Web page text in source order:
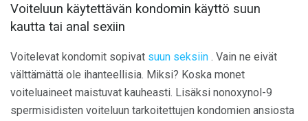
Voiteluun käytettävän kondomin käyttö suun
kautta tai anal sexiin
Voitelevat kondomit sopivat suun seksiin . Vain ne eivät
välttämättä ole ihanteellisia. Miksi? Koska monet
voiteluaineet maistuvat kauheasti. Lisäksi nonoxynol-9
spermisidisten voiteluun tarkoitettujen kondomien ansiosta